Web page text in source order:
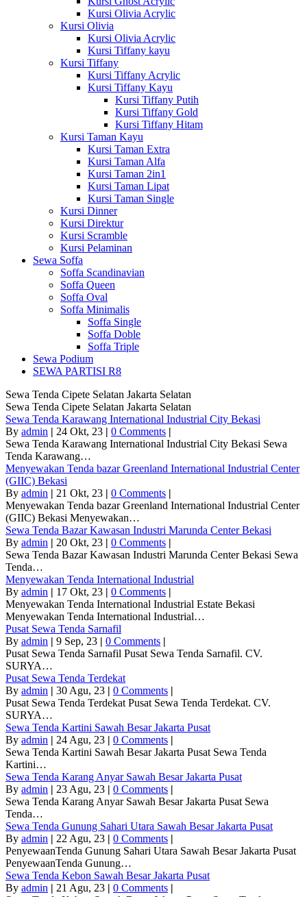
Kursi Olivia Acrylic
Kursi Olivia
Kursi Olivia Acrylic
Kursi Tiffany kayu
Kursi Tiffany
Kursi Tiffany Acrylic
Kursi Tiffany Kayu
Kursi Tiffany Putih
Kursi Tiffany Gold
Kursi Tiffany Hitam
Kursi Taman Kayu
Kursi Taman Extra
Kursi Taman Alfa
Kursi Taman 2in1
Kursi Taman Lipat
Kursi Taman Single
Kursi Dinner
Kursi Direktur
Kursi Scramble
Kursi Pelaminan
Sewa Soffa
Soffa Scandinavian
Soffa Queen
Soffa Oval
Soffa Minimalis
Soffa Single
Soffa Doble
Soffa Triple
Sewa Podium
SEWA PARTISI R8
Sewa Tenda Cipete Selatan Jakarta Selatan
Sewa Tenda Cipete Selatan Jakarta Selatan
Sewa Tenda Karawang International Industrial City Bekasi
By admin | 24 Okt, 23 | 0 Comments |
Sewa Tenda Karawang International Industrial City Bekasi Sewa
Tenda Karawang…
Menyewakan Tenda bazar Greenland International Industrial Center
(GIIC) Bekasi
By admin | 21 Okt, 23 | 0 Comments |
Menyewakan Tenda bazar Greenland International Industrial Center
(GIIC) Bekasi Menyewakan…
Sewa Tenda Bazar Kawasan Industri Marunda Center Bekasi
By admin | 20 Okt, 23 | 0 Comments |
Sewa Tenda Bazar Kawasan Industri Marunda Center Bekasi Sewa
Tenda…
Menyewakan Tenda International Industrial
By admin | 17 Okt, 23 | 0 Comments |
Menyewakan Tenda International Industrial Estate Bekasi
Menyewakan Tenda International Industrial…
Pusat Sewa Tenda Sarnafil
By admin | 9 Sep, 23 | 0 Comments |
Pusat Sewa Tenda Sarnafil Pusat Sewa Tenda Sarnafil. CV.
SURYA…
Pusat Sewa Tenda Terdekat
By admin | 30 Agu, 23 | 0 Comments |
Pusat Sewa Tenda Terdekat Pusat Sewa Tenda Terdekat. CV.
SURYA…
Sewa Tenda Kartini Sawah Besar Jakarta Pusat
By admin | 24 Agu, 23 | 0 Comments |
Sewa Tenda Kartini Sawah Besar Jakarta Pusat Sewa Tenda
Kartini…
Sewa Tenda Karang Anyar Sawah Besar Jakarta Pusat
By admin | 23 Agu, 23 | 0 Comments |
Sewa Tenda Karang Anyar Sawah Besar Jakarta Pusat Sewa
Tenda…
Sewa Tenda Gunung Sahari Utara Sawah Besar Jakarta Pusat
By admin | 22 Agu, 23 | 0 Comments |
PenyewaanTenda Gunung Sahari Utara Sawah Besar Jakarta Pusat
PenyewaanTenda Gunung…
Sewa Tenda Kebon Sawah Besar Jakarta Pusat
By admin | 21 Agu, 23 | 0 Comments |